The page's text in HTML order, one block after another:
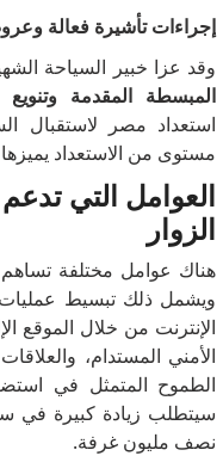
إجراءات تأشيرة فعالة
وقد عزا خبير السياحة
المبسطة المقدمة وتنويع
استعداد مصر لاستقبال
مستوى من الاستعداد
العوامل التي تدعم
الزوار
هناك عوامل مختلفة تساهم
ويشمل ذلك تبسيط عمليات
الإنترنت من خلال الموقع
الأمني ​​المستدام،
سيتطلب زيادة كبيرة في
نصف مليون غرفة.